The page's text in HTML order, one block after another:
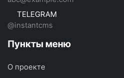
TELEGRAM
@instantcms
Пункты меню
О проекте